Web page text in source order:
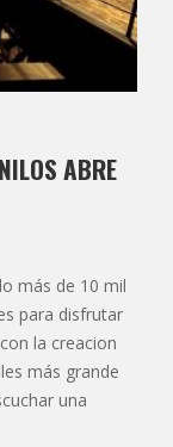
ABRE
más de 10 mil
para disfrutar
la creacion
más grande
una